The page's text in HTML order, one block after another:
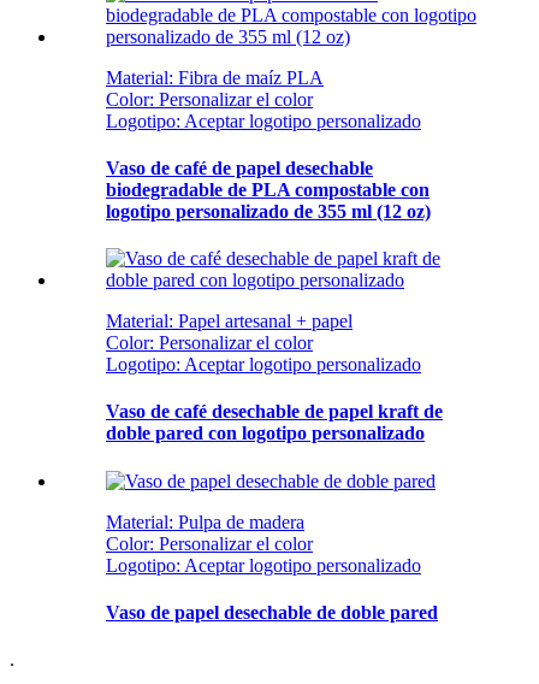
Material: Fibra de maíz PLA
Color: Personalizar el color
Logotipo: Aceptar logotipo personalizado
Vaso de café de papel desechable
biodegradable de PLA compostable con
logotipo personalizado de 355 ml (12 oz)
Material: Papel artesanal + papel
Color: Personalizar el color
Logotipo: Aceptar logotipo personalizado
Vaso de café desechable de papel kraft de
doble pared con logotipo personalizado
Material: Pulpa de madera
Color: Personalizar el color
Logotipo: Aceptar logotipo personalizado
Vaso de papel desechable de doble pared
.